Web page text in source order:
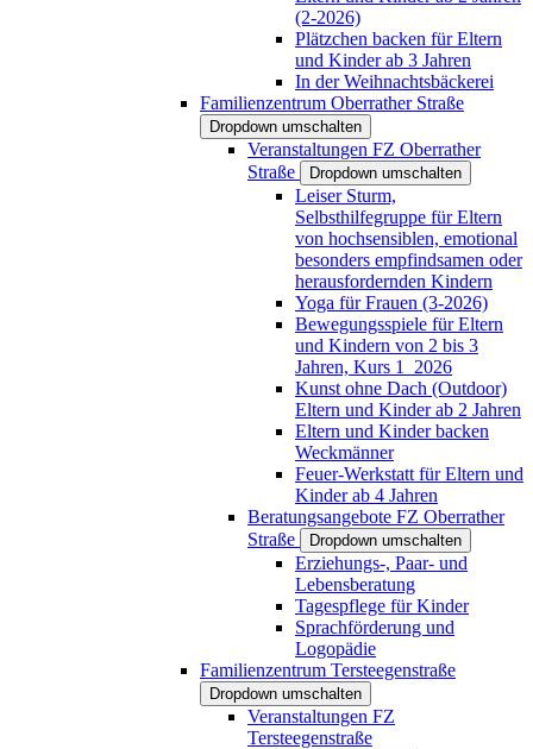
(2-2026)
Plätzchen backen für Eltern
und Kinder ab 3 Jahren
In der Weihnachtsbäckerei
Familienzentrum Oberrather Straße
Dropdown umschalten
Veranstaltungen FZ Oberrather
Straße
Dropdown umschalten
Leiser Sturm,
Selbsthilfegruppe für Eltern
von hochsensiblen, emotional
besonders empfindsamen oder
herausfordernden Kindern
Yoga für Frauen (3-2026)
Bewegungsspiele für Eltern
und Kindern von 2 bis 3
Jahren, Kurs 1_2026
Kunst ohne Dach (Outdoor)
Eltern und Kinder ab 2 Jahren
Eltern und Kinder backen
Weckmänner
Feuer-Werkstatt für Eltern und
Kinder ab 4 Jahren
Beratungsangebote FZ Oberrather
Straße
Dropdown umschalten
Erziehungs-, Paar- und
Lebensberatung
Tagespflege für Kinder
Sprachförderung und
Logopädie
Familienzentrum Tersteegenstraße
Dropdown umschalten
Veranstaltungen FZ
Tersteegenstraße